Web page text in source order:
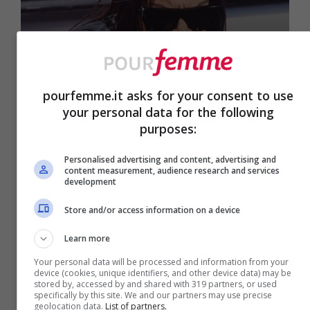
Moda
Sanremo 2023: Elodie
sexy e rock conquista il
podio dell’abito più cool
11 Febbraio 2023
pourfemme.it asks for your consent to use
your personal data for the following
purposes:
Personalised advertising and content, advertising and
content measurement, audience research and services
development
Store and/or access information on a device
Learn more
Your personal data will be processed and information from your
device (cookies, unique identifiers, and other device data) may be
stored by, accessed by and shared with 319 partners, or used
specifically by this site. We and our partners may use precise
geolocation data. List of partners.